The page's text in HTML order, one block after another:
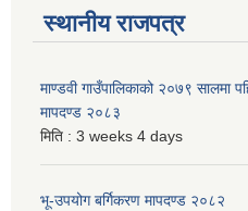
स्थानीय राजपत्र
माण्डवी गाउँपालिकाको २०७९ सालमा
मापदण्ड २०८३
मिति : 3 weeks 4 days
भू-उपयोग बर्गिकरण मापदण्ड २०८२